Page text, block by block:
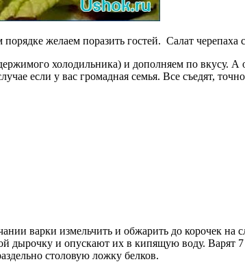
желаем поразить гостей. Салат черепаха
холодильника) и дополняем по вкусу. А
если у вас громадная семья. Все съедят,
варки измельчить и обжарить до корочек на
дырочку и опускают их в кипящую воду. Варят
столовую ложку белков.